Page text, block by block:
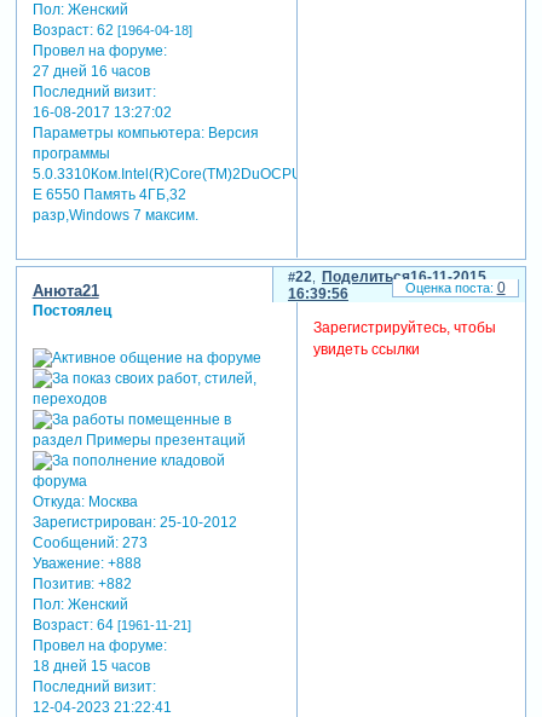
Пол:Женский
Возраст:62 [1964-04-18]
Провел на форуме:
27 дней 16 часов
Последний визит:
16-08-2017 13:27:02
Параметры компьютера:Версия
программы
5.0.3310Ком.Intel(R)Core(TM)2DuOCPU
E 6550 Память 4ГБ,32
разр,Windows 7 максим.
Поделиться
22
16-11-2015
16:39:56
Анюта21
Постоялец
Откуда:Москва
Зарегистрирован: 25-10-2012
Сообщений:273
Уважение: +888
Позитив: +882
Пол:Женский
Возраст:64 [1961-11-21]
Провел на форуме:
18 дней 15 часов
Последний визит:
12-04-2023 21:22:41
Зарегистрируйтесь, чтобы
увидеть ссылки
0